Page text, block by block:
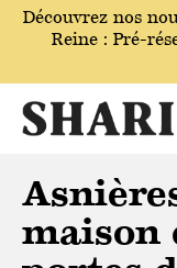
Découvrez nos
Reine : Pré-
maison